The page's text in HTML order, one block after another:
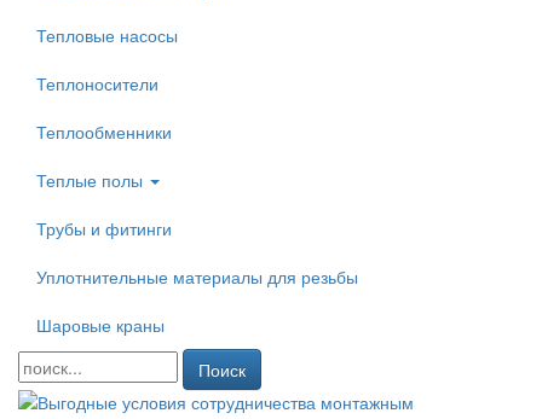
Тепловые насосы
Теплоносители
Теплообменники
Теплые полы
Трубы и фитинги
Уплотнительные материалы для резьбы
Шаровые краны
Поиск